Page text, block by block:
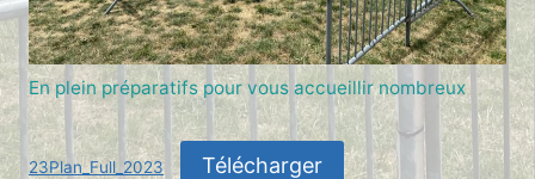
En plein préparatifs pour vous accueillir nombreux
23Plan_Full_2023 Télécharger